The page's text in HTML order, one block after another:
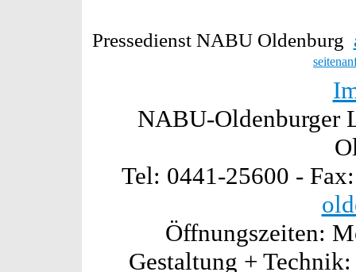
Pressedienst NABU Oldenburg
NABU-Oldenburger
Tel: 0441-25600 -
Öffnungszeiten:
Gestaltung +